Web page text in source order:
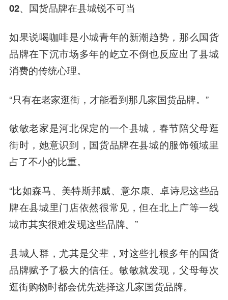
02、国货品牌在县城锐不可当
如果说喝咖啡是小城青年的新潮趋势，那么国货
品牌在下沉市场多年的屹立不倒也反应出了县城
消费的传统心理。
“只有在老家逛街，才能看到那几家国货品牌。”
敏敏老家是河北保定的一个县城，春节陪父母逛
街时，她意识到，国货品牌在县城的服饰领域里
占了不小的比重。
“比如森马、美特斯邦威、意尔康、卓诗尼这些品
牌在县城里门店依然很常见，但在北上广等一线
城市其实很难发现这些品牌。”
县城人群，尤其是父辈，对这些扎根多年的国货
品牌赋予了极大的信任。敏敏就发现，父母每次
逛街购物时都会优先选择这几家国货品牌。